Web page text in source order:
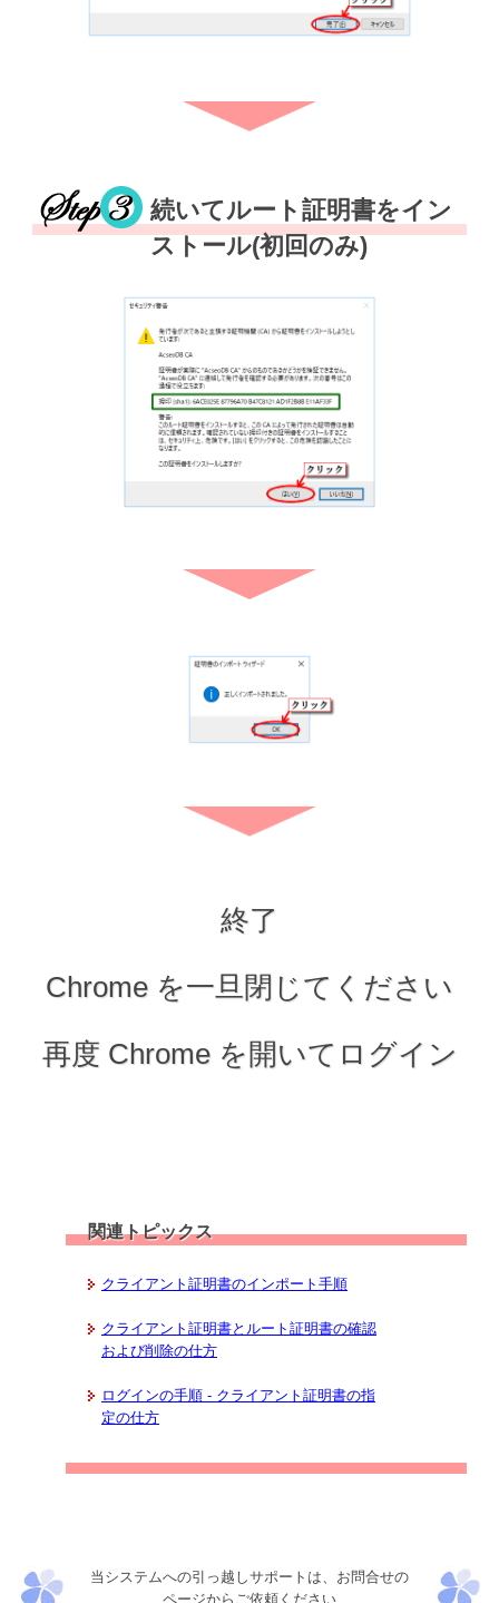
続いてルート証明書をイン
ストール(初回のみ)
終了
Chrome を一旦閉じてください
再度 Chrome を開いてログイン
関連トピックス
クライアント証明書のインポート手順
クライアント証明書とルート証明書の確認
および削除の仕方
ログインの手順 - クライアント証明書の指
定の仕方
当システムへの引っ越しサポートは、お問合せの
ページからご依頼ください